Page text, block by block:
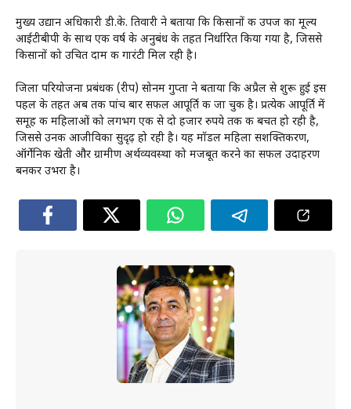
मुख्य उद्यान अधिकारी डी.के. तिवारी ने बताया कि किसानों की उपज का मूल्य
आईटीबीपी के साथ एक वर्ष के अनुबंध के तहत निर्धारित किया गया है, जिससे
किसानों को उचित दाम की गारंटी मिल रही है।
जिला परियोजना प्रबंधक (रीप) सोनम गुप्ता ने बताया कि अप्रैल से शुरू हुई इस
पहल के तहत अब तक पांच बार सफल आपूर्ति की जा चुकी है। प्रत्येक आपूर्ति में
समूह की महिलाओं को लगभग एक से दो हजार रुपये तक की बचत हो रही है,
जिससे उनकी आजीविका सुदृढ़ हो रही है। यह मॉडल महिला सशक्तिकरण,
ऑर्गेनिक खेती और ग्रामीण अर्थव्यवस्था को मजबूत करने का सफल उदाहरण
बनकर उभरा है।